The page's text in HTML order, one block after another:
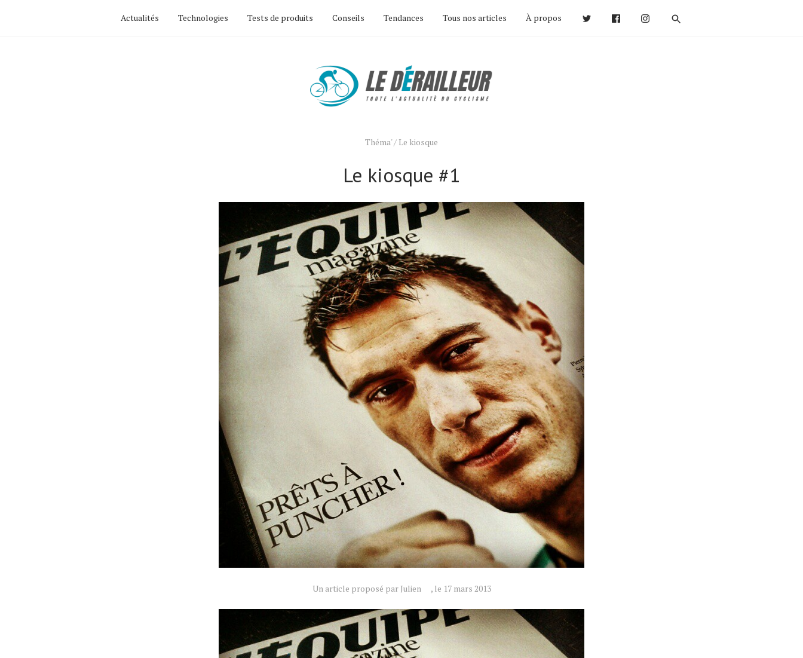
Actualités Technologies Tests de produits Conseils Tendances Tous nos articles À propos
Théma'/ Le kiosque
Le kiosque #1
Un article proposé par Julien , le 17 mars 2013